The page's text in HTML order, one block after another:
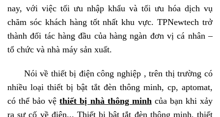
nay, với việc tối ưu nhập khẩu và tối ưu hóa dịch vụ
chăm sóc khách hàng tốt nhất khu vực. TPNewtech trở
thành đối tác hàng đầu của hàng ngàn đơn vị cá nhân –
tổ chức và nhà máy sản xuất.
Nói về thiết bị điện công nghiệp , trên thị trường có
nhiều loại thiết bị bật tắt đèn thông minh, cp, aptomat,
có thể bảo vệthiết bị nhà thông minh của bạn khi xảy
ra sự cố về điện... Thiết bị bật tắt đèn thông minh, thiết